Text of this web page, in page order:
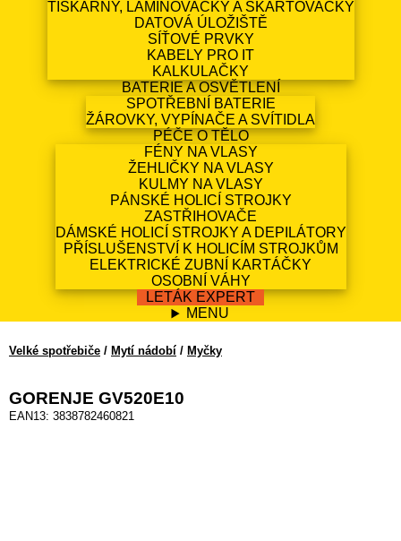
TISKÁRNY, LAMINOVAČKY A SKARTOVAČKY
DATOVÁ ÚLOŽIŠTĚ
SÍŤOVÉ PRVKY
KABELY PRO IT
KALKULAČKY
BATERIE A OSVĚTLENÍ
SPOTŘEBNÍ BATERIE
ŽÁROVKY, VYPÍNAČE A SVÍTIDLA
PÉČE O TĚLO
FÉNY NA VLASY
ŽEHLIČKY NA VLASY
KULMY NA VLASY
PÁNSKÉ HOLICÍ STROJKY
ZASTŘIHOVAČE
DÁMSKÉ HOLICÍ STROJKY A DEPILÁTORY
PŘÍSLUŠENSTVÍ K HOLICÍM STROJKŮM
ELEKTRICKÉ ZUBNÍ KARTÁČKY
OSOBNÍ VÁHY
LETÁK EXPERT
MENU
Velké spotřebiče / Mytí nádobí / Myčky
GORENJE GV520E10
EAN13: 3838782460821